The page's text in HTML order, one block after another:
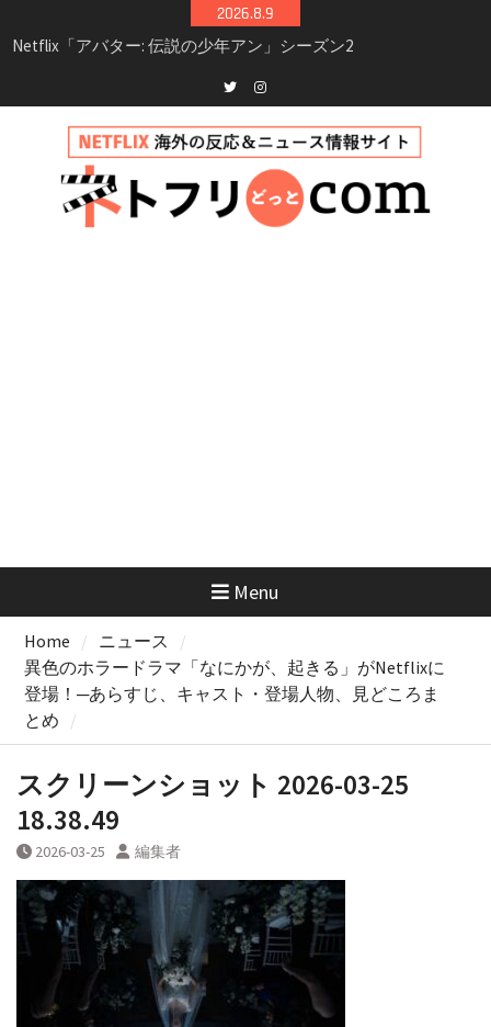
to
2026.8.9
Netflix映画「ボイスメールで恋をして」キャス
イッチ主演ロマコメ
新決定！2027年撮影開始へ
兄弟大騒動のコメディ映画「リトル・ブラザ
ー」がNetflixで配信！─キャスト・あらすじ・
見どころまとめ
Twitterinstagram
Menu
Home
ニュース
異色のホラードラマ「なにかが、起きる」がNetflixに
登場！─あらすじ、キャスト・登場人物、見どころま
とめ
スクリーンショット 2026-03-25
18.38.49
2026-03-25 編集者